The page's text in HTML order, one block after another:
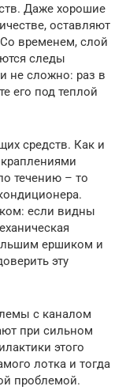
Даже хорошие
оставляют
временем, слой
следы
не сложно: раз в
его под теплой
средств. Как и
течению – то
если видны
ершиком и
эту
с каналом
при сильном
этого
лотка и тогда
проблемой.